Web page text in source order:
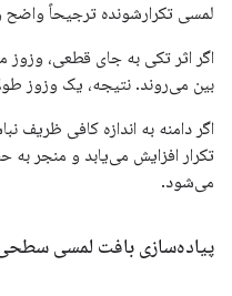
لمسی تکرارشونده ترجیحاً
اگر اثر تکی به جای قطعی، وزوز
بین می‌روند. نتیجه، یک وزوز
اگر دامنه به اندازه کافی ظریف
تکرار افزایش می‌یابد و منجر به
می‌شود.
پیاده‌سازی بافت لمسی